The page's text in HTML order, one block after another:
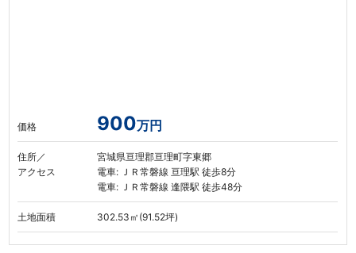
価格 900万円
住所／
アクセス
宮城県亘理郡亘理町字東郷
電車: ＪＲ常磐線 亘理駅 徒歩8分
電車: ＪＲ常磐線 逢隈駅 徒歩48分
土地面積 302.53㎡(91.52坪)